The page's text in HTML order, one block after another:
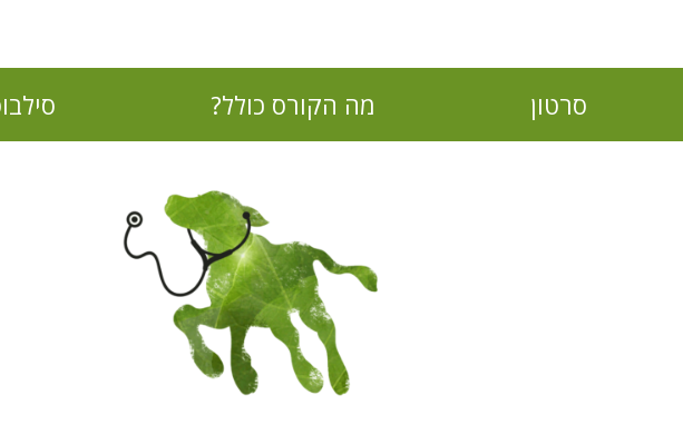
סרטון מה הקורס כולל?